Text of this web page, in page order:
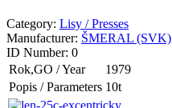
Category: Lisy / Presses
Manufacturer: ŠMERAL (SVK)
ID Number: 0
Rok,GO / Year
1979
Popis / Parameters 10t